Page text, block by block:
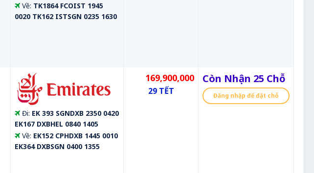
Về: TK1864 FCOIST 1945
0020 TK162 ISTSGN 0235 1630
Đi: EK 393 SGNDXB 2350 0420
EK167 DXBHEL 0840 1405
Về: EK152 CPHDXB 1445 0010
EK364 DXBSGN 0400 1355
169,900,000
29 TẾT
Còn Nhận 25 Chỗ
Đăng nhập để đặt chỗ